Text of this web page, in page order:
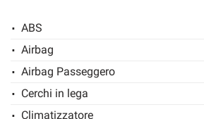
• SI VALUTANO PERMUTE...
• VETTURA IN CONDIZIONI ECCELLENTI
• GARANZIA 12 MESI DI CONFORMITA'
ABS
Airbag
Airbag Passeggero
Cerchi in lega
Climatizzatore